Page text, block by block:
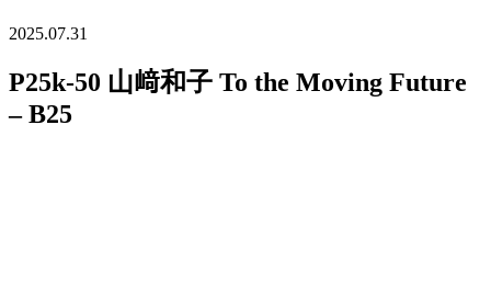
2025.07.31
P25k-50 山﨑和子 To the Moving Future
– B25